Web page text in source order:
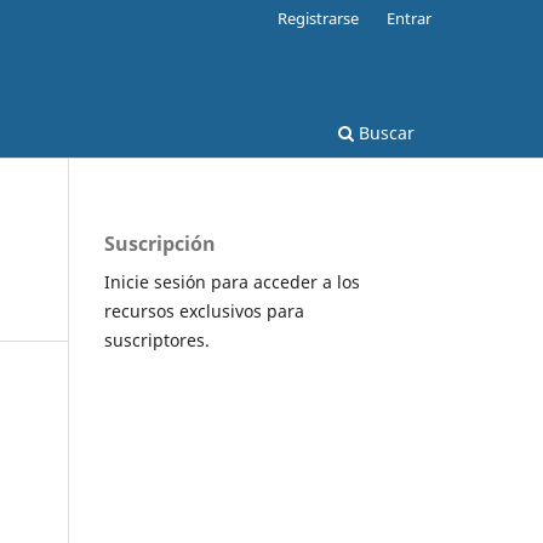
Buscar
Registrarse Entrar
Suscripción
Inicie sesión para acceder a los
recursos exclusivos para
suscriptores.